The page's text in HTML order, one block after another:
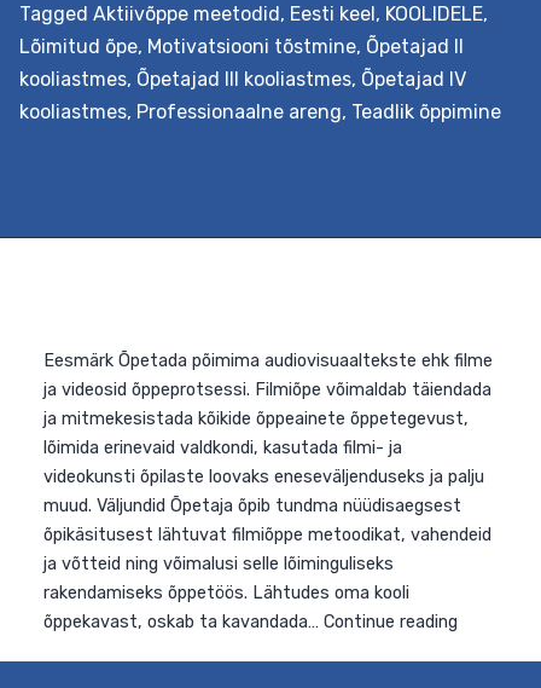
Tagged Aktiivõppe meetodid, Eesti keel, KOOLIDELE,
Lõimitud õpe, Motivatsiooni tõstmine, Õpetajad II
kooliastmes, Õpetajad III kooliastmes, Õpetajad IV
kooliastmes, Professionaalne areng, Teadlik õppimine
Eesmärk Õpetada põimima audiovisuaaltekste ehk